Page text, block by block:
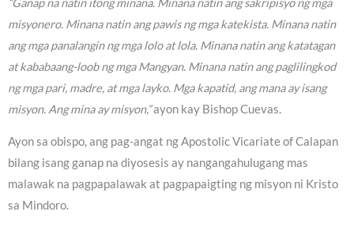
misyonero. Minana natin ang pawis ng mga katekista. Minana natin
ang mga panalangin ng mga lolo at lola. Minana natin ang katatagan
at kababaang-loob ng mga Mangyan. Minana natin ang paglilingkod
ng mga pari, madre, at mga layko. Mga kapatid, ang mana ay isang
misyon. Ang mina ay misyon,”ayon kay Bishop Cuevas.
Ayon sa obispo, ang pag-angat ng Apostolic Vicariate of Calapan
bilang isang ganap na diyosesis ay nangangahulugang mas
malawak na pagpapalawak at pagpapaigting ng misyon ni Kristo
sa Mindoro.